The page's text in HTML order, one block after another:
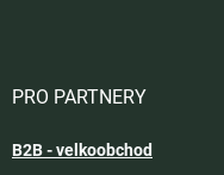
PRO PARTNERY
B2B - velkoobchod